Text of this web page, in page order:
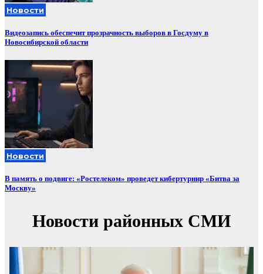
Новости
Видеозапись обеспечит прозрачность выборов в Госдуму в
Новосибирской области
Новости
В память о подвиге: «Ростелеком» проведет кибертурнир «Битва за
Москву»